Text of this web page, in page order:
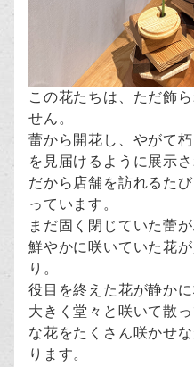
この花たちは、ただ飾
せん。
蕾から開花し、やがて
を見届けるように展示さ
だから店舗を訪れるた
っています。
まだ固く閉じていた蕾
鮮やかに咲いていた花
り。
役目を終えた花が静かに
大きく堂々と咲いて散
な花をたくさん咲かせ
ります。